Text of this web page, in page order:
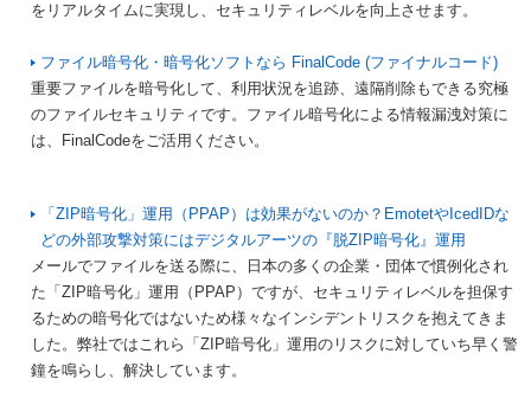
をリアルタイムに実現し、セキュリティレベルを向上させます。
ファイル暗号化・暗号化ソフトなら FinalCode (ファイナルコード)
重要ファイルを暗号化して、利用状況を追跡、遠隔削除もできる究極
のファイルセキュリティです。ファイル暗号化による情報漏洩対策に
は、FinalCodeをご活用ください。
「ZIP暗号化」運用（PPAP）は効果がないのか？EmotetやIcedIDな
どの外部攻撃対策にはデジタルアーツの『脱ZIP暗号化』運用
メールでファイルを送る際に、日本の多くの企業・団体で慣例化され
た「ZIP暗号化」運用（PPAP）ですが、セキュリティレベルを担保す
るための暗号化ではないため様々なインシデントリスクを抱えてきま
した。弊社ではこれら「ZIP暗号化」運用のリスクに対していち早く警
鐘を鳴らし、解決しています。